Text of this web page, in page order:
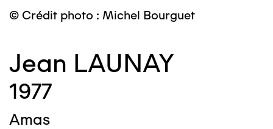
© Crédit photo : Michel Bourguet
Jean LAUNAY
1977
Amas